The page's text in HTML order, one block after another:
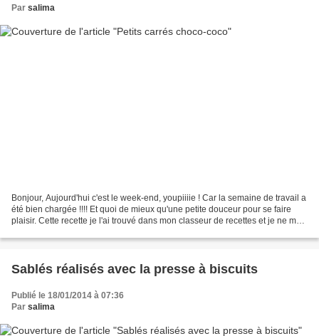
Par salima
Bonjour, Aujourd'hui c'est le week-end, youpiiiie ! Car la semaine de travail a
été bien chargée !!!! Et quoi de mieux qu'une petite douceur pour se faire
plaisir. Cette recette je l'ai trouvé dans mon classeur de recettes et je ne me
Sablés réalisés avec la presse à biscuits
Publié le 18/01/2014 à 07:36
Par salima